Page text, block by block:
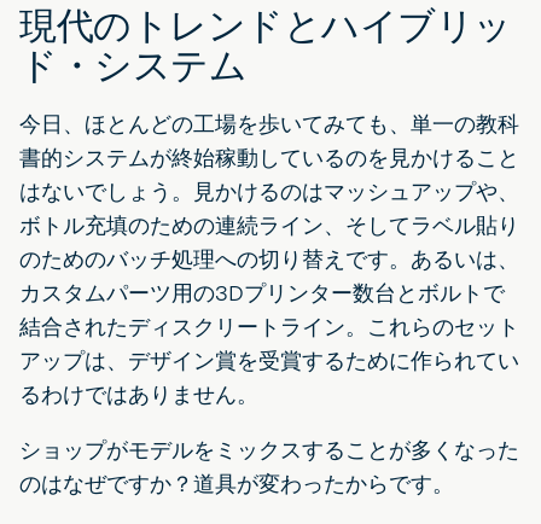
現代のトレンドとハイブリッ
ド・システム
今日、ほとんどの工場を歩いてみても、単一の教科
書的システムが終始稼動しているのを見かけること
はないでしょう。見かけるのはマッシュアップや、
ボトル充填のための連続ライン、そしてラベル貼り
のためのバッチ処理への切り替えです。あるいは、
カスタムパーツ用の3Dプリンター数台とボルトで
結合されたディスクリートライン。これらのセット
アップは、デザイン賞を受賞するために作られてい
るわけではありません。
ショップがモデルをミックスすることが多くなった
のはなぜですか？道具が変わったからです。